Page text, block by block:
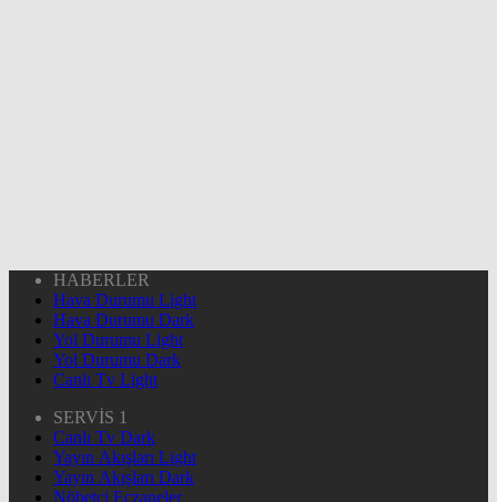
HABERLER
Hava Durumu Light
Hava Durumu Dark
Yol Durumu Light
Yol Durumu Dark
Canlı Tv Light
SERVİS 1
Canlı Tv Dark
Yayın Akışları Light
Yayın Akışları Dark
Nöbetçi Eczaneler